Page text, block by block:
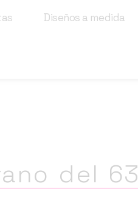
Diseños a medida
del 63